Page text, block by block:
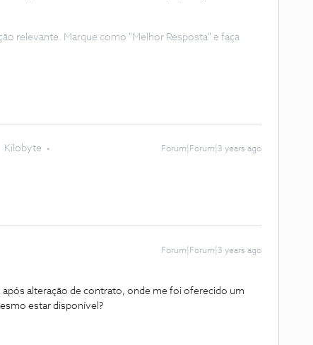
relevante. Marque como "Melhor Resposta" e faça
Kilobyte Forum|Forum|3 years ago
Forum|Forum|3 years ago
alteração de contrato, onde me foi oferecido um
estar disponível?